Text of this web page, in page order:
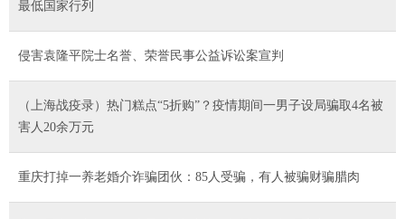
最低国家行列
侵害袁隆平院士名誉、荣誉民事公益诉讼案宣判
（上海战疫录）热门糕点“5折购”？疫情期间一男子设局骗取4名被
害人20余万元
重庆打掉一养老婚介诈骗团伙：85人受骗，有人被骗财骗腊肉